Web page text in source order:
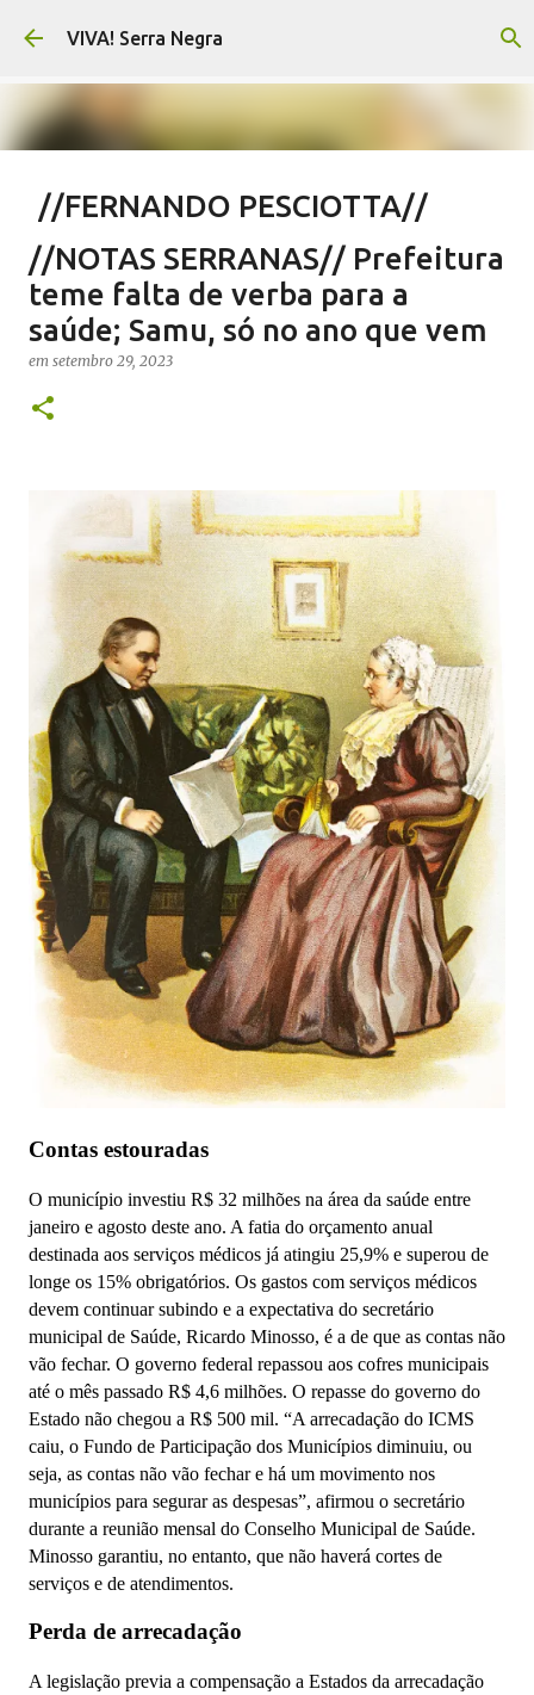
Pular para o conteúdo principal
VIVA! Serra Negra
//FERNANDO PESCIOTTA//
Encurtando caminho
em agosto 06, 2026 FERNANDO PESCIOTTA
NOTÍCIAS SERRA NEGRA VIVA! SERRA NEGRA
0
//NOTAS SERRANAS// Prefeitura
teme falta de verba para a
saúde; Samu, só no ano que vem
em setembro 29, 2023
Contas estouradas
O município investiu R$ 32 milhões na área da saúde entre
janeiro e agosto deste ano. A fatia do orçamento anual
destinada aos serviços médicos já atingiu 25,9% e superou de
longe os 15% obrigatórios. Os gastos com serviços médicos
devem continuar subindo e a expectativa do secretário
municipal de Saúde, Ricardo Minosso, é a de que as contas não
vão fechar. O governo federal repassou aos cofres municipais
até o mês passado R$ 4,6 milhões. O repasse do governo do
Estado não chegou a R$ 500 mil. “A arrecadação do ICMS
caiu, o Fundo de Participação dos Municípios diminuiu, ou
seja, as contas não vão fechar e há um movimento nos
municípios para segurar as despesas”, afirmou o secretário
durante a reunião mensal do Conselho Municipal de Saúde.
Minosso garantiu, no entanto, que não haverá cortes de
serviços e de atendimentos.
Perda de arrecadação
A legislação previa a compensação a Estados da arrecadação